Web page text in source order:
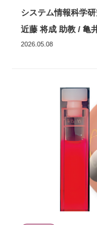
システム情報科学
近藤 将成 助教 / 亀
2026.05.08